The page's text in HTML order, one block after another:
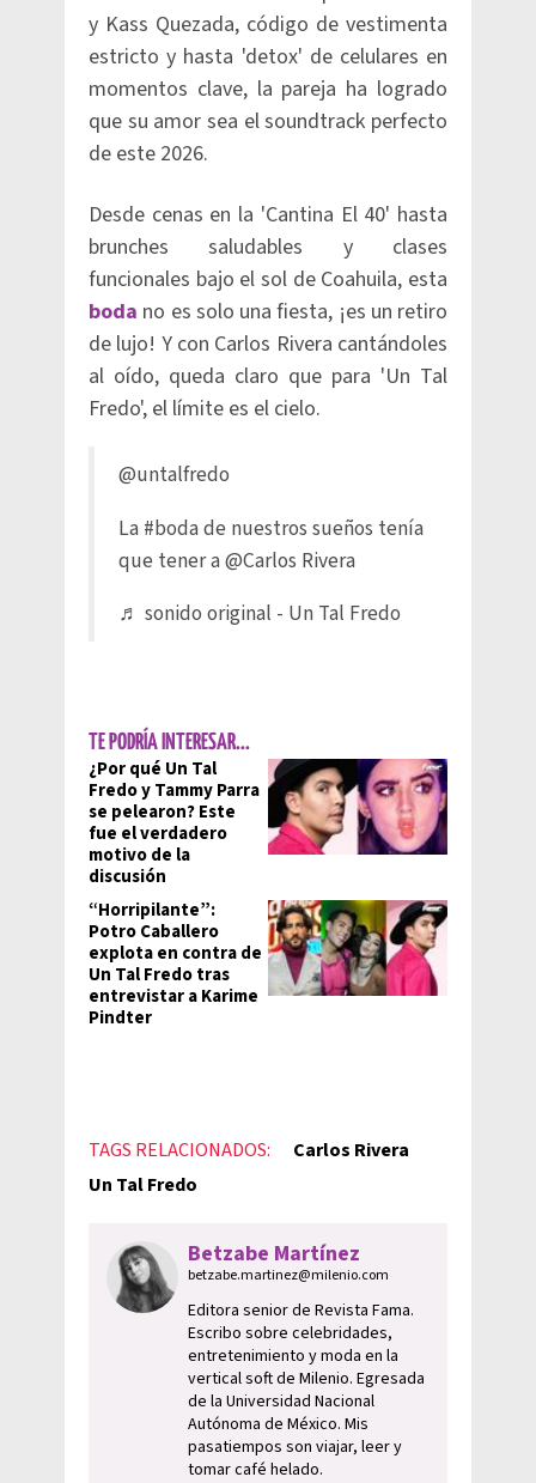
y Kass Quezada, código de vestimenta
estricto y hasta 'detox' de celulares en
momentos clave, la pareja ha logrado
que su amor sea el soundtrack perfecto
de este 2026.
Desde cenas en la 'Cantina El 40' hasta
brunches saludables y clases
funcionales bajo el sol de Coahuila, esta
boda no es solo una fiesta, ¡es un retiro
de lujo! Y con Carlos Rivera cantándoles
al oído, queda claro que para 'Un Tal
Fredo', el límite es el cielo.
@untalfredo
La #bodade nuestros sueños tenía
que tener a @Carlos Rivera
♬ sonido original - Un Tal Fredo
TE PODRÍA INTERESAR...
¿Por qué Un Tal
Fredo y Tammy Parra
se pelearon? Este
fue el verdadero
motivo de la
discusión
“Horripilante”:
Potro Caballero
explota en contra de
Un Tal Fredo tras
entrevistar a Karime
Pindter
TAGS RELACIONADOS:
Carlos Rivera
Un Tal Fredo
Betzabe Martínez
betzabe.martinez@milenio.com
Editora senior de Revista Fama.
Escribo sobre celebridades,
entretenimiento y moda en la
vertical soft de Milenio. Egresada
de la Universidad Nacional
Autónoma de México. Mis
pasatiempos son viajar, leer y
tomar café helado.